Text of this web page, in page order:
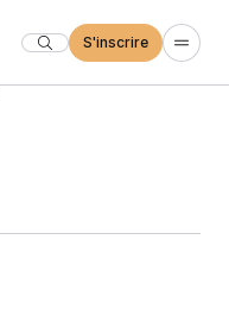
S'inscrire